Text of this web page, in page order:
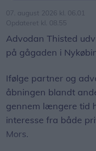
07. august 2026 kl. 06.01
Opdateret kl. 08.55
Advodan Thisted
på gågaden i
Ifølge partner og
åbningen blandt
gennem længere tid
interesse fra både
Mors.